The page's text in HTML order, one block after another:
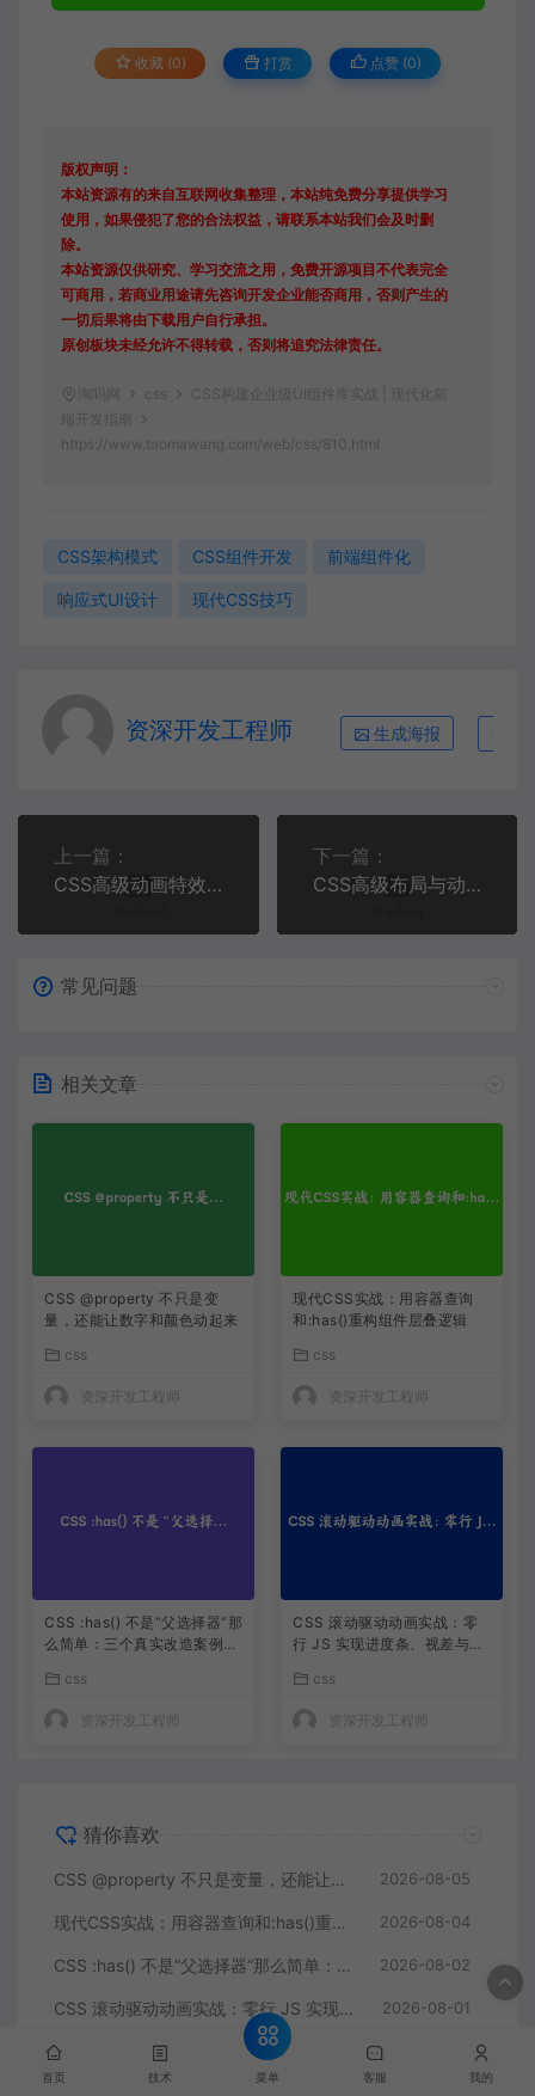
收藏 (0) 打赏 点赞 (0)
版权声明：
本站资源有的来自互联网收集整理，本站纯免费分享提供学习
使用，如果侵犯了您的合法权益，请联系本站我们会及时删
除。
本站资源仅供研究、学习交流之用，免费开源项目不代表完全
可商用，若商业用途请先咨询开发企业能否商用，否则产生的
一切后果将由下载用户自行承担。
原创板块未经允许不得转载，否则将追究法律责任。
淘吗网 css
CSS构建企业级UI组件库实战 | 现代化前
端开发指南
https://www.taomawang.com/web/css/810.html
CSS架构模式 CSS组件开发 前端组件化
响应式UI设计 现代CSS技巧
资深开发工程师 生成海报
上一篇：
CSS高级动画特效开发全攻略 | 创意UI动效实战
下一篇：
CSS高级布局与动画特效实战 | 响应式设计与视觉创意开发
常见问题
相关文章
CSS @property 不只是变
量，还能让数字和颜色动起来
css
资深开发工程师
现代CSS实战：用容器查询
和:has()重构组件层叠逻辑
css
资深开发工程师
CSS :has() 不是“父选择器”那
么简单：三个真实改造案例让
css
资深开发工程师
CSS 滚动驱动动画实战：零
行 JS 实现进度条、视差与入
css
资深开发工程师
猜你喜欢
CSS @property 不只是变量，还能让数字和颜色动起来 2026-08-05
现代CSS实战：用容器查询和:has()重构组件层叠逻辑 2026-08-04
CSS :has() 不是“父选择器”那么简单：三个真实改造案例让我删掉了 200 行 JS 2026-08-02
CSS 滚动驱动动画实战：零行 JS 实现进度条、视差与入场特效 2026-08-01
首页 技术 菜单 客服 我的